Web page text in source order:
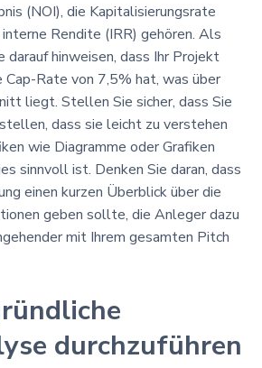
(NOI), die Kapitalisierungsrate
Rendite (IRR) gehören. Als
darauf hinweisen, dass Ihr Projekt
Rate von 7,5% hat, was über
liegt. Stellen Sie sicher, dass Sie
dass sie leicht zu verstehen
wie Diagramme oder Grafiken
sinnvoll ist. Denken Sie daran, dass
einen kurzen Überblick über die
geben sollte, die Anleger dazu
mit Ihrem gesamten Pitch
durchzuführen